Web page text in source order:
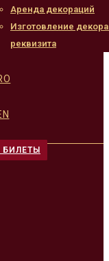
Аренда декораций
Изготовление
реквизита
БИЛЕТЫ